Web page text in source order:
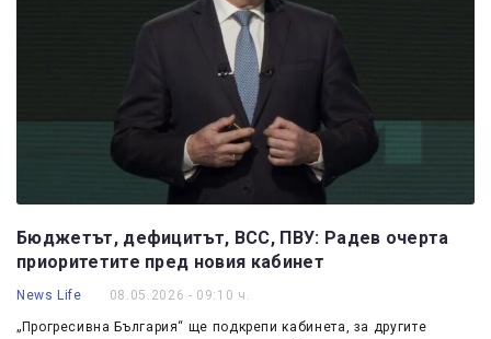
Бюджетът, дефицитът, ВСС, ПВУ: Радев очерта
приоритетите пред новия кабинет
News Life 08.05.2026 - 09:10 ч.
„Прогресивна България“ ще подкрепи кабинета, за другите